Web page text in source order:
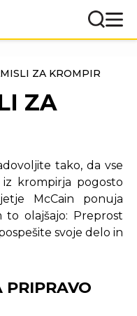
ZA KROMPIR
ZA
tako, da vse
krompirja pogosto
McCain ponuja
olajšajo: Preprost
svoje delo in
PRIPRAVO